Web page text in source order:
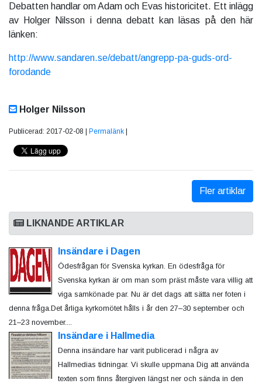
Debatten handlar om Adam och Evas historicitet. Ett inlägg
av Holger Nilsson i denna debatt kan läsas på den här
länken:
http://www.sandaren.se/debatt/angrepp-pa-guds-ord-
forodande
Holger Nilsson
Publicerad: 2017-02-08 | Permalänk |
Fler artiklar
LIKNANDE ARTIKLAR
Insändare i Dagen
Ödesfrågan för Svenska kyrkan. En ödesfråga för
Svenska kyrkan är om man som präst måste vara villig att
viga samkönade par. Nu är det dags att sätta ner foten i
denna fråga.Det årliga kyrkomötet hålls i år den 27–30 september och
21–23 november....
Insändare i Hallmedia
Denna insändare har varit publicerad i några av
Hallmedias tidningar. Vi skulle uppmana Dig att använda
texten som finns återgiven längst ner och sända in den